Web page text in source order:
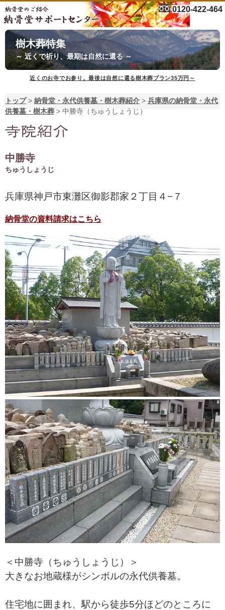
0120-422-464
樹木葬特集
～ 近くで祈り、最期は自然に還る ～
近くのお寺でお参り。最後は自然に還る樹木葬プラン35万円～
トップ> 納骨堂・永代供養墓・樹木葬紹介 > 兵庫県の納骨堂・永代
供養墓・樹木葬 > 中勝寺（ちゅうしょうじ）
中勝寺
ちゅうしょうじ
兵庫県神戸市東灘区御影郡家２丁目４−７
納骨堂の資料請求はこちら
＜中勝寺（ちゅうしょうじ）＞
大きなお地蔵様がシンボルの永代供養墓。
住宅地に囲まれ、駅から徒歩5分ほどのところに